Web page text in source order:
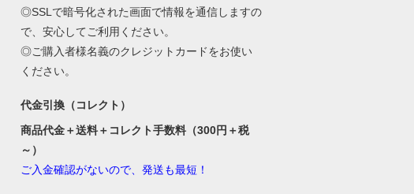
◎SSLで暗号化された画面で情報を通信しますの
で、安心してご利用ください。
◎ご購入者様名義のクレジットカードをお使い
ください。
代金引換（コレクト）
商品代金＋送料＋コレクト手数料（300円＋税
～）
ご入金確認がないので、発送も最短！